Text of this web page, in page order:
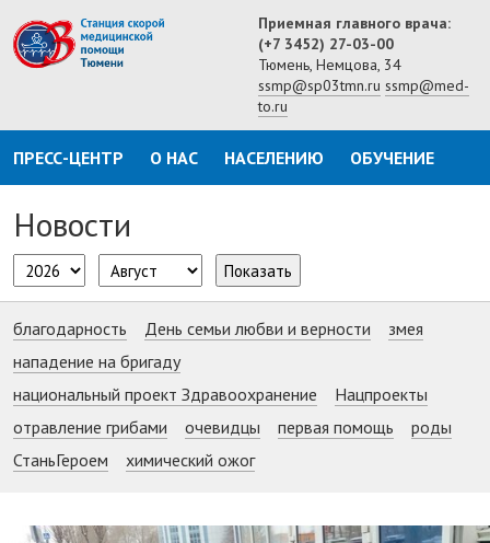
Приемная главного врача:
(+7 3452) 27-03-00
Тюмень, Немцова, 34
ssmp@sp03tmn.ru ssmp@med-
to.ru
ПРЕСС-ЦЕНТР О НАС НАСЕЛЕНИЮ ОБУЧЕНИЕ
Новости
Показать
благодарность День семьи любви и верности
змея
нападение на бригаду
национальный проект Здравоохранение
Нацпроекты
отравление грибами
очевидцы первая помощь
роды
СтаньГероем
химический ожог